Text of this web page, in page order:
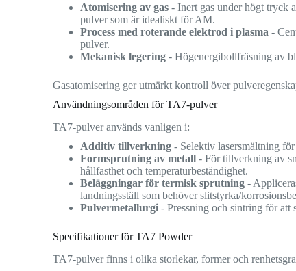
Atomisering av gas - Inert gas under högt tryck
pulver som är idealiskt för AM.
Process med roterande elektrod i plasma -
pulver.
Mekanisk legering - Högenergibollfräsning av
Gasatomisering ger utmärkt kontroll över
Användningsområden för TA7-pulver
TA7-pulver används vanligen i:
Additiv tillverkning - Selektiv lasersmältning
Formsprutning av metall - För tillverkning av
hållfasthet och temperaturbeständighet.
Beläggningar för termisk sprutning -
landningsställ som behöver slitstyrka/
Pulvermetallurgi - Pressning och sintring för
Specifikationer för TA7 Powder
TA7-pulver finns i olika storlekar, former och